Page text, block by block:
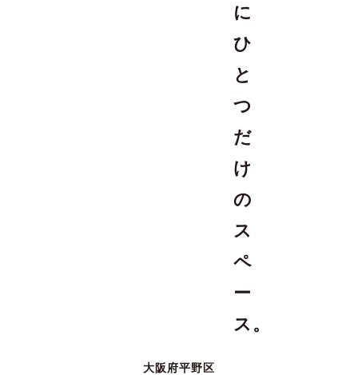
に
ひ
と
つ
だ
け
の
ス
ペ
ー
ス。
大阪府平野区